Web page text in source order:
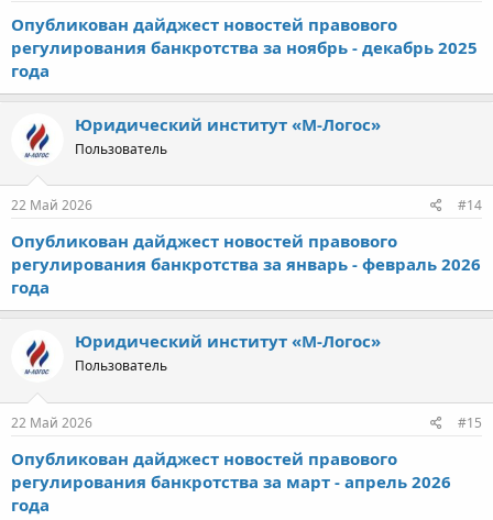
Опубликован дайджест новостей правового
регулирования банкротства за ноябрь - декабрь 2025
года
Юридический институт «М-Логос»
Пользователь
22 Май 2026 #14
Опубликован дайджест новостей правового
регулирования банкротства за январь - февраль 2026
года
Юридический институт «М-Логос»
Пользователь
22 Май 2026 #15
Опубликован дайджест новостей правового
регулирования банкротства за март - апрель 2026
года